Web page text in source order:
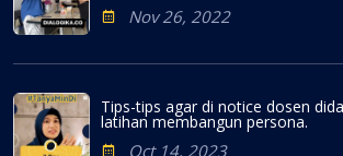
Nov 26, 2022
Tips-tips agar di notice dosen
latihan membangun persona.
Oct 14, 2023